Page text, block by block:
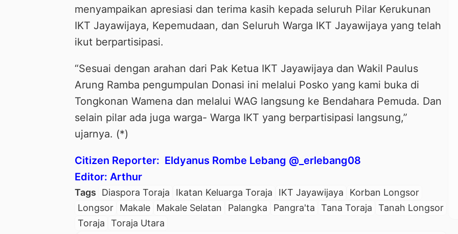
menyampaikan apresiasi dan terima kasih kepada seluruh Pilar Kerukunan
IKT Jayawijaya, Kepemudaan, dan Seluruh Warga IKT Jayawijaya yang telah
ikut berpartisipasi.
“Sesuai dengan arahan dari Pak Ketua IKT Jayawijaya dan Wakil Paulus
Arung Ramba pengumpulan Donasi ini melalui Posko yang kami buka di
Tongkonan Wamena dan melalui WAG langsung ke Bendahara Pemuda. Dan
selain pilar ada juga warga- Warga IKT yang berpartisipasi langsung,”
ujarnya. (*)
Citizen Reporter: Eldyanus Rombe Lebang @_erlebang08
Editor: Arthur
Tags Diaspora Toraja Ikatan Keluarga Toraja IKT Jayawijaya
Korban Longsor
Longsor
Makale Makale Selatan Palangka Pangra'ta Tana Toraja
Tanah Longsor
Toraja
Toraja Utara